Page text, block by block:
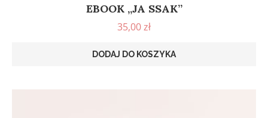
EBOOK „JA SSAK”
35,00zł
DODAJ DO KOSZYKA